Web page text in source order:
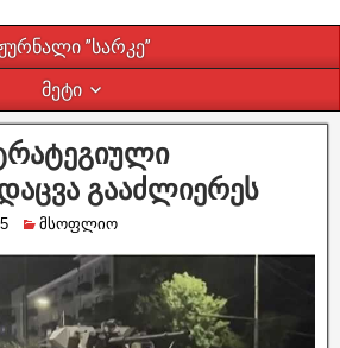
”სარკე”
მეტი
გააძლიერეს
მსოფლიო